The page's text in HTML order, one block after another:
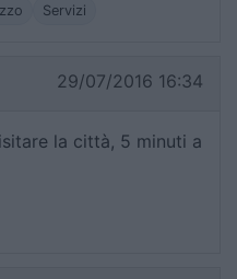
Servizi
29/07/2016 16:34
la città, 5 minuti a